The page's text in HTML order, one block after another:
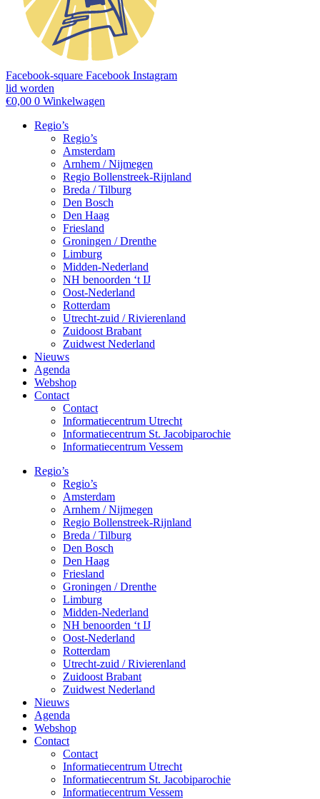
Facebook-square Facebook Instagram
lid worden
€0,00 0 Winkelwagen
Regio’s
Regio’s
Amsterdam
Arnhem / Nijmegen
Regio Bollenstreek-Rijnland
Breda / Tilburg
Den Bosch
Den Haag
Friesland
Groningen / Drenthe
Limburg
Midden-Nederland
NH benoorden ‘t IJ
Oost-Nederland
Rotterdam
Utrecht-zuid / Rivierenland
Zuidoost Brabant
Zuidwest Nederland
Nieuws
Agenda
Webshop
Contact
Contact
Informatiecentrum Utrecht
Informatiecentrum St. Jacobiparochie
Informatiecentrum Vessem
Regio’s
Regio’s
Amsterdam
Arnhem / Nijmegen
Regio Bollenstreek-Rijnland
Breda / Tilburg
Den Bosch
Den Haag
Friesland
Groningen / Drenthe
Limburg
Midden-Nederland
NH benoorden ‘t IJ
Oost-Nederland
Rotterdam
Utrecht-zuid / Rivierenland
Zuidoost Brabant
Zuidwest Nederland
Nieuws
Agenda
Webshop
Contact
Contact
Informatiecentrum Utrecht
Informatiecentrum St. Jacobiparochie
Informatiecentrum Vessem